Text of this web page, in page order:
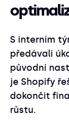
S interním
předávali
původní
je Shopify
dokončit
růstu.